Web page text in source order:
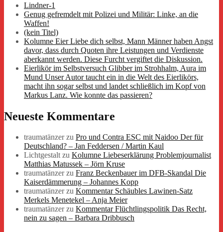
Lindner-1
Genug gefremdelt mit Polizei und Militär: Linke, an die
Waffen!
(kein Titel)
Kolumne Eier Liebe dich selbst, Mann Männer haben Angst
davor, dass durch Quoten ihre Leistungen und Verdienste
aberkannt werden. Diese Furcht vergiftet die Diskussion.
Eierlikör im Selbstversuch Glibber im Strohhalm, Aura im
Mund Unser Autor taucht ein in die Welt des Eierlikörs,
macht ihn sogar selbst und landet schließlich im Kopf von
Markus Lanz. Wie konnte das passieren?
Neueste Kommentare
traumatänzerzu Pro und Contra ESC mit Naidoo Der für
Deutschland? – Jan Feddersen / Martin Kaul
Lichtgestaltzu Kolumne Liebeserklärung Problemjournalist
Matthias Matussek – Jörn Kruse
traumatänzerzu Franz Beckenbauer im DFB-Skandal Die
Kaiserdämmerung – Johannes Kopp
traumatänzerzu Kommentar Schäubles Lawinen-Satz
Merkels Menetekel – Anja Meier
traumatänzerzu Kommentar Flüchtlingspolitik Das Recht,
nein zu sagen – Barbara Dribbusch